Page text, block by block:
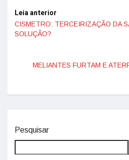
Leia anterior
CISMETRO: TERCEIRIZAÇÃO DA
SOLUÇÃO?
MELIANTES FURTAM E
Pesquisar